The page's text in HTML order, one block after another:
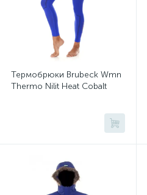
Термобрюки Brubeck Wmn
Thermo Nilit Heat Cobalt